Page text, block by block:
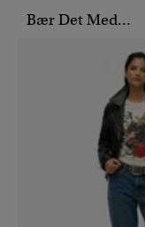
Bær Det Med...